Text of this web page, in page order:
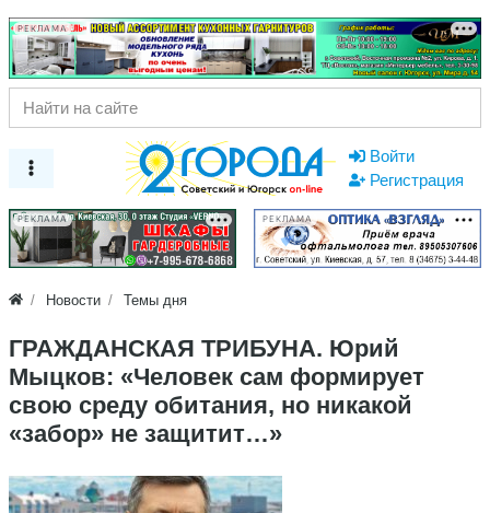
РЕКЛАМА
Войти
Регистрация
РЕКЛАМА РЕКЛАМА
Новости Темы дня
ГРАЖДАНСКАЯ ТРИБУНА. Юрий
Мыцков: «Человек сам формирует
свою среду обитания, но никакой
«забор» не защитит…»